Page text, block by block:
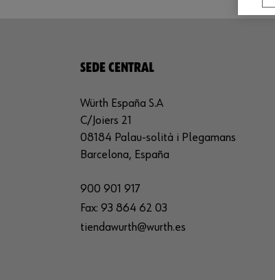
SEDE CENTRAL
Würth España S.A
C/Joiers 21
08184 Palau-solità i Plegamans
Barcelona, España
900 901 917
Fax: 93 864 62 03
tiendawurth@wurth.es